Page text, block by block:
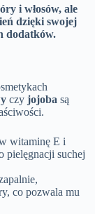
i włosów, ale
dzięki swojej
dodatków.
czy jojoba są
witaminę E i
pielęgnacji suchej
co pozwala mu